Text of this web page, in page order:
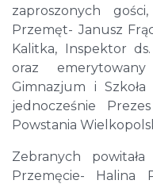
zaproszonych
Przemęt- Janusz
Kalitka, Inspektor
oraz
Gimnazjum i
jednocześnie
Powstania
Zebranych
Przemęcie- Halina